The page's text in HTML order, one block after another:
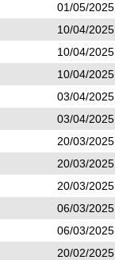
01/05/
10/04/
10/04/
10/04/
03/04/
03/04/
20/03/
20/03/
20/03/
06/03/
06/03/
20/02/